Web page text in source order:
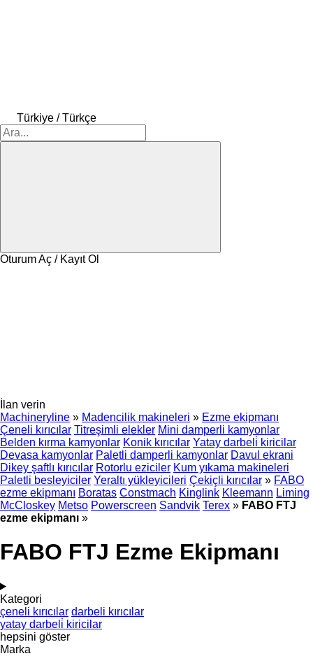
Türkiye / Türkçe
Oturum Aç / Kayıt Ol
İlan verin
Machineryline » Madencilik makineleri » Ezme ekipmanı
Çeneli kırıcılar Titreşimli elekler Mini damperli kamyonlar
Belden kırma kamyonlar Konik kırıcılar Yatay darbeli̇ kiricilar
Devasa kamyonlar Paletli damperli kamyonlar Davul ekrani
Dikey şaftlı kırıcılar Rotorlu eziciler Kum yıkama makineleri
Paletli besleyiciler Yeraltı yükleyicileri Çekiçli kırıcılar » FABO
ezme ekipmanı Boratas Constmach Kinglink Kleemann Liming
McCloskey Metso Powerscreen Sandvik Terex » FABO FTJ
ezme ekipmanı »
FABO FTJ Ezme Ekipmanı
Kategori
çeneli kırıcılar darbeli kırıcılar
yatay darbeli̇ kiricilar
hepsini göster
Marka